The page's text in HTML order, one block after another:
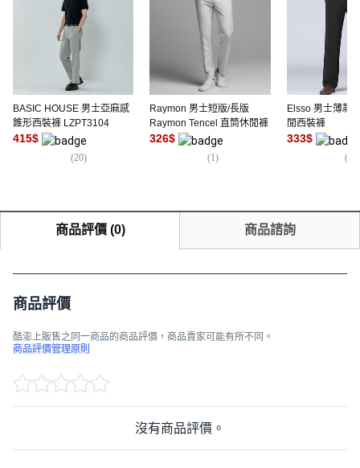
BASIC HOUSE 男士亞麻感
錐形西裝褲 LZPT3104
415$
(20)
Raymon 男士短版/長版
Raymon Tencel 直筒休閒褲
326$
(1)
Elsso 男士薄款
閒西裝褲
333$
(
商品評價(0) 商品諮詢
商品評價
酷澎上販售之同一商品的商品評價，商品賣家可能有所不同。
商品評價管理原則
沒有商品評價。